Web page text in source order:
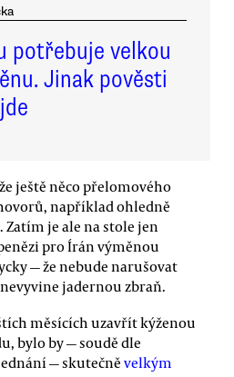
potřebuje velkou
Jinak pověsti
ještě něco přelomového
například ohledně
je ale na stole jen
pro Írán výměnou
— že nebude narušovat
jadernou zbraň.
měsících uzavřít kýženou
bylo by — soudě dle
— skutečně velkým